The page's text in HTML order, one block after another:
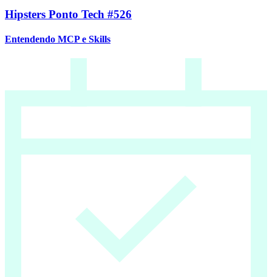
Hipsters Ponto Tech #526
Entendendo MCP e Skills